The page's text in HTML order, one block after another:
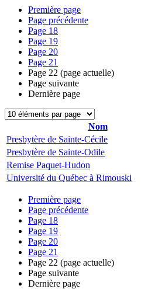
Première page
Page précédente
Page 18
Page 19
Page 20
Page 21
Page 22 (page actuelle)
Page suivante
Dernière page
Nom
Presbytère de Sainte-Cécile
Presbytère de Sainte-Odile
Remise Paquet-Hudon
Université du Québec à Rimouski
Première page
Page précédente
Page 18
Page 19
Page 20
Page 21
Page 22 (page actuelle)
Page suivante
Dernière page